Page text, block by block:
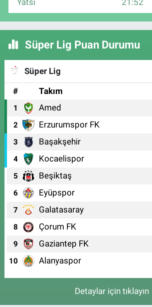
Yatsı 21:52
Süper Lig Puan Durumu
Süper Lig
#
Takım
1 Amed
2 Erzurumspor FK
3 Başakşehir
4 Kocaelispor
5 Beşiktaş
6 Eyüpspor
7 Galatasaray
8 Çorum FK
9 Gaziantep FK
10 Alanyaspor
Detaylar için tıklayın